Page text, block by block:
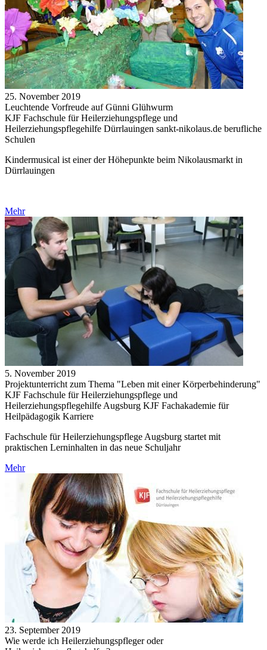
25. November 2019
Leuchtende Vorfreude auf Günni Glühwurm
KJF Fachschule für Heilerziehungspflege und
Heilerziehungspflegehilfe Dürrlauingen sankt-nikolaus.de berufliche
Schulen
Kindermusical ist einer der Höhepunkte beim Nikolausmarkt in
Dürrlauingen
Mehr
5. November 2019
Projektunterricht zum Thema "Leben mit einer Körperbehinderung"
KJF Fachschule für Heilerziehungspflege und
Heilerziehungspflegehilfe Augsburg KJF Fachakademie für
Heilpädagogik Karriere
Fachschule für Heilerziehungspflege Augsburg startet mit
praktischen Lerninhalten in das neue Schuljahr
Mehr
23. September 2019
Wie werde ich Heilerziehungspfleger oder